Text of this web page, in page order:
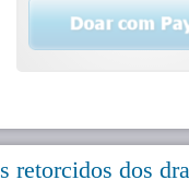
retorcidos dos